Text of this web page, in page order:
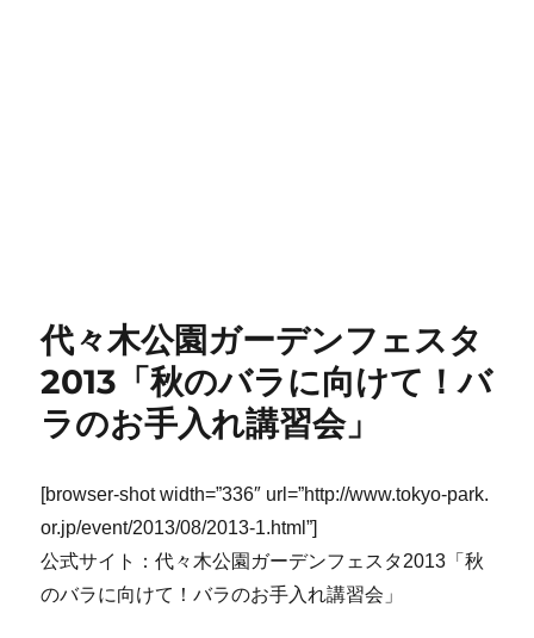
代々木公園ガーデンフェスタ
2013「秋のバラに向けて！バ
ラのお手入れ講習会」
[browser-shot width=”336″ url=”http://www.tokyo-park.
or.jp/event/2013/08/2013-1.html”]
公式サイト：代々木公園ガーデンフェスタ2013「秋
のバラに向けて！バラのお手入れ講習会」